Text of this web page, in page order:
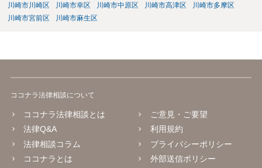
川崎市川崎区
川崎市幸区 川崎市中原区 川崎市高津区
川崎市多摩区
川崎市宮前区
川崎市麻生区
ココナラ法律相談について
ココナラ法律相談とは
法律Q&A
法律相談コラム
ココナラとは
ご意見・ご要望
利用規約
プライバシーポリシー
外部送信ポリシー